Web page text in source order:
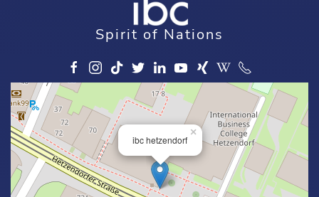
Spirit of Nations
ibc hetzendorf
×